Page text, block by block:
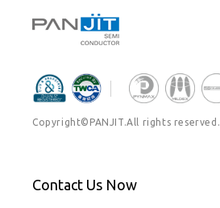
Copyright©PANJIT.All rights reserved.
Contact Us Now